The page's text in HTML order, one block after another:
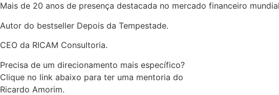
Mais de 20 anos de presença destacada no mercado financeiro
Autor do bestseller Depois da Tempestade.
CEO da RICAM Consultoria.
Precisa de um direcionamento mais específico?
Clique no link abaixo para ter uma mentoria do
Ricardo Amorim.